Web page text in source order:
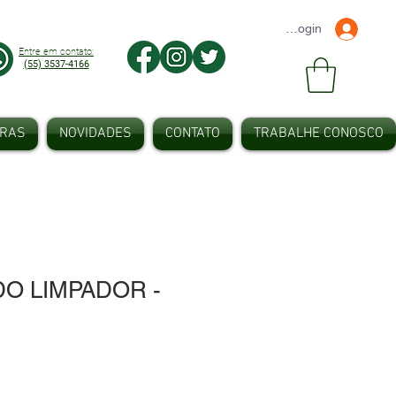
Entre em contato:
(55) 3537-4166
Faça seu Login
NOVIDADES CONTATO TRABALHE CONOSCO
LIMPADOR -